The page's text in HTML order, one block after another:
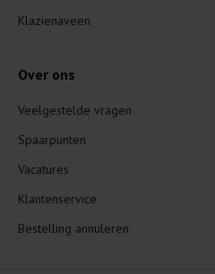
Klazienaveen
Over ons
Veelgestelde vragen
Spaarpunten
Vacatures
Klantenservice
Bestelling annuleren